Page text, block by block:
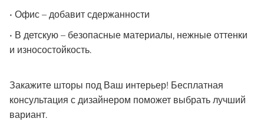
• Офис – добавит сдержанности
• В детскую – безопасные материалы, нежные оттенки
и износостойкость.
Закажите шторы под Ваш интерьер! Бесплатная
консультация с дизайнером поможет выбрать лучший
вариант.